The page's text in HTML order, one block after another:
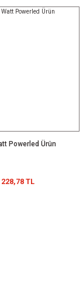
Powerled Ürün
228,78 TL